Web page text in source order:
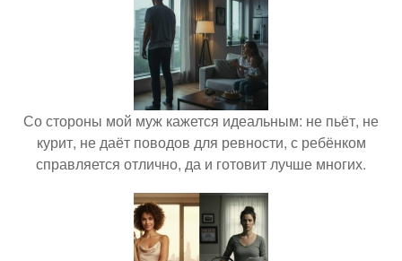
Со стороны мой муж кажется идеальным: не пьёт, не
курит, не даёт поводов для ревности, с ребёнком
справляется отлично, да и готовит лучше многих.